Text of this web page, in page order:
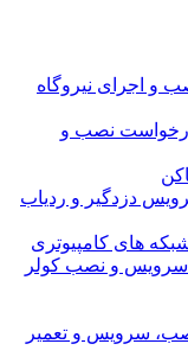
و اجرای نیروگاه
نصب و
دزدگیر و ردیاب
های کامپیوتری
و نصب کولر
سرویس و تعمیر